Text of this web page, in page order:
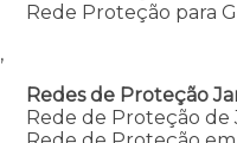
Rede Proteção para
,
Redes de Proteção
Rede de Proteção de